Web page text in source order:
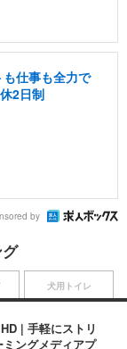
も仕事も全力で
2日制
by
| 手軽にストリ
ングメディアプ
犬用トイレ